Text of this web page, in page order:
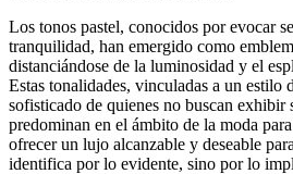
Los tonos pastel, conocidos por evocar
tranquilidad, han emergido como
distanciándose de la luminosidad y el
Estas tonalidades, vinculadas a un estilo
sofisticado de quienes no buscan exhibir
predominan en el ámbito de la moda
ofrecer un lujo alcanzable y deseable
identifica por lo evidente, sino por lo